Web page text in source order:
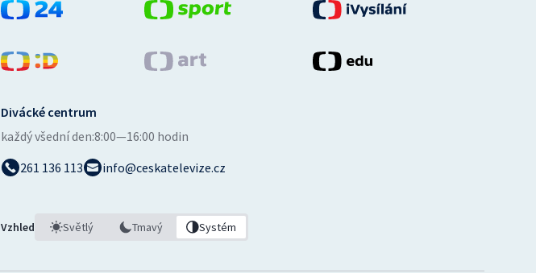
Divácké centrum
každý všední den:8:00—16:00 hodin
261 136 113
info@ceskatelevize.cz
Vzhled Světlý Tmavý Systém